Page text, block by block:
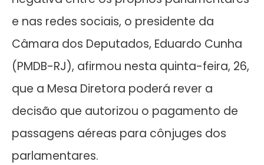
e nas redes sociais, o presidente da
Câmara dos Deputados, Eduardo Cunha
(PMDB-RJ), afirmou nesta quinta-feira, 26,
que a Mesa Diretora poderá rever a
decisão que autorizou o pagamento de
passagens aéreas para cônjuges dos
parlamentares.